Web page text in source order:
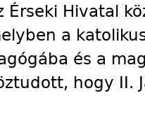
Érseki Hivatal
a
és a
hogy II.